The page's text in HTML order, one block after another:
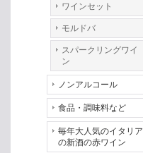
ワインセット
モルドバ
スパークリングワイ
ン
ノンアルコール
食品・調味料など
毎年大人気のイタリア
の新酒の赤ワイン